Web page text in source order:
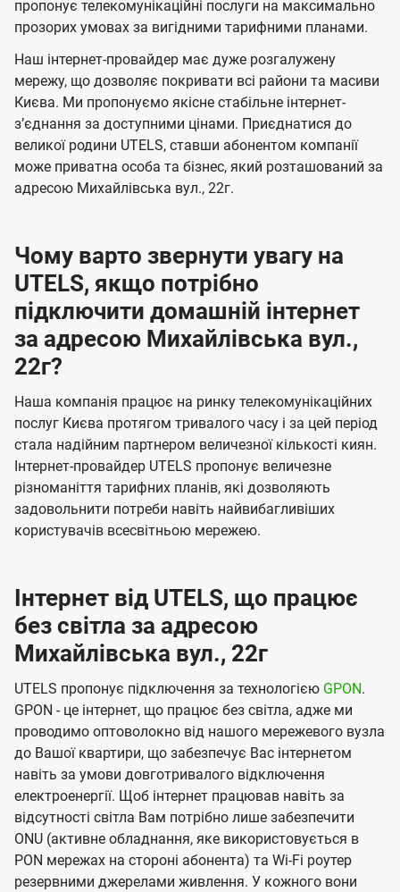
ї
U
t
e
l
s
а
ч
е
н
н
я
а
ч
е
н
н
я
пропонує телекомунікаційні послуги на максимально
прозорих умовах за вигідними тарифними планами.
Наш інтернет-провайдер має дуже розгалужену
мережу, що дозволяє покривати всі райони та масиви
Києва. Ми пропонуємо якісне стабільне інтернет-
зʼєднання за доступними цінами. Приєднатися до
великої родини UTELS, ставши абонентом компанії
може приватна особа та бізнес, який розташований за
адресою Михайлівська вул., 22г.
Чому варто звернути увагу на
UTELS, якщо потрібно
підключити домашній інтернет
за адресою Михайлівська вул.,
22г?
Наша компанія працює на ринку телекомунікаційних
послуг Києва протягом тривалого часу і за цей період
стала надійним партнером величезної кількості киян.
Інтернет-провайдер UTELS пропонує величезне
різноманіття тарифних планів, які дозволяють
задовольнити потреби навіть найвибагливіших
користувачів всесвітньою мережею.
Інтернет від UTELS, що працює
без світла за адресою
Михайлівська вул., 22г
UTELS пропонує підключення за технологією GPON.
GPON - це інтернет, що працює без світла, адже ми
проводимо оптоволокно від нашого мережевого вузла
до Вашої квартири, що забезпечує Вас інтернетом
навіть за умови довготривалого відключення
електроенергії. Щоб інтернет працював навіть за
відсутності світла Вам потрібно лише забезпечити
ONU (активне обладнання, яке використовується в
PON мережах на стороні абонента) та Wi-Fi роутер
резервними джерелами живлення. У кожного вони